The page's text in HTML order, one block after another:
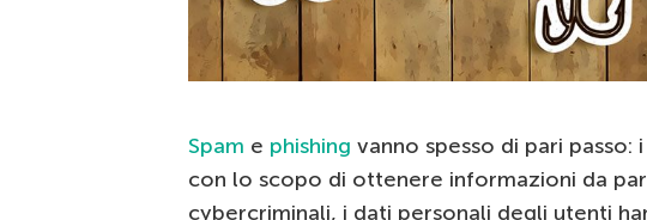
Spam e phishing vanno spesso di pari
con lo scopo di ottenere informazioni da
cybercriminali, i dati personali degli utenti